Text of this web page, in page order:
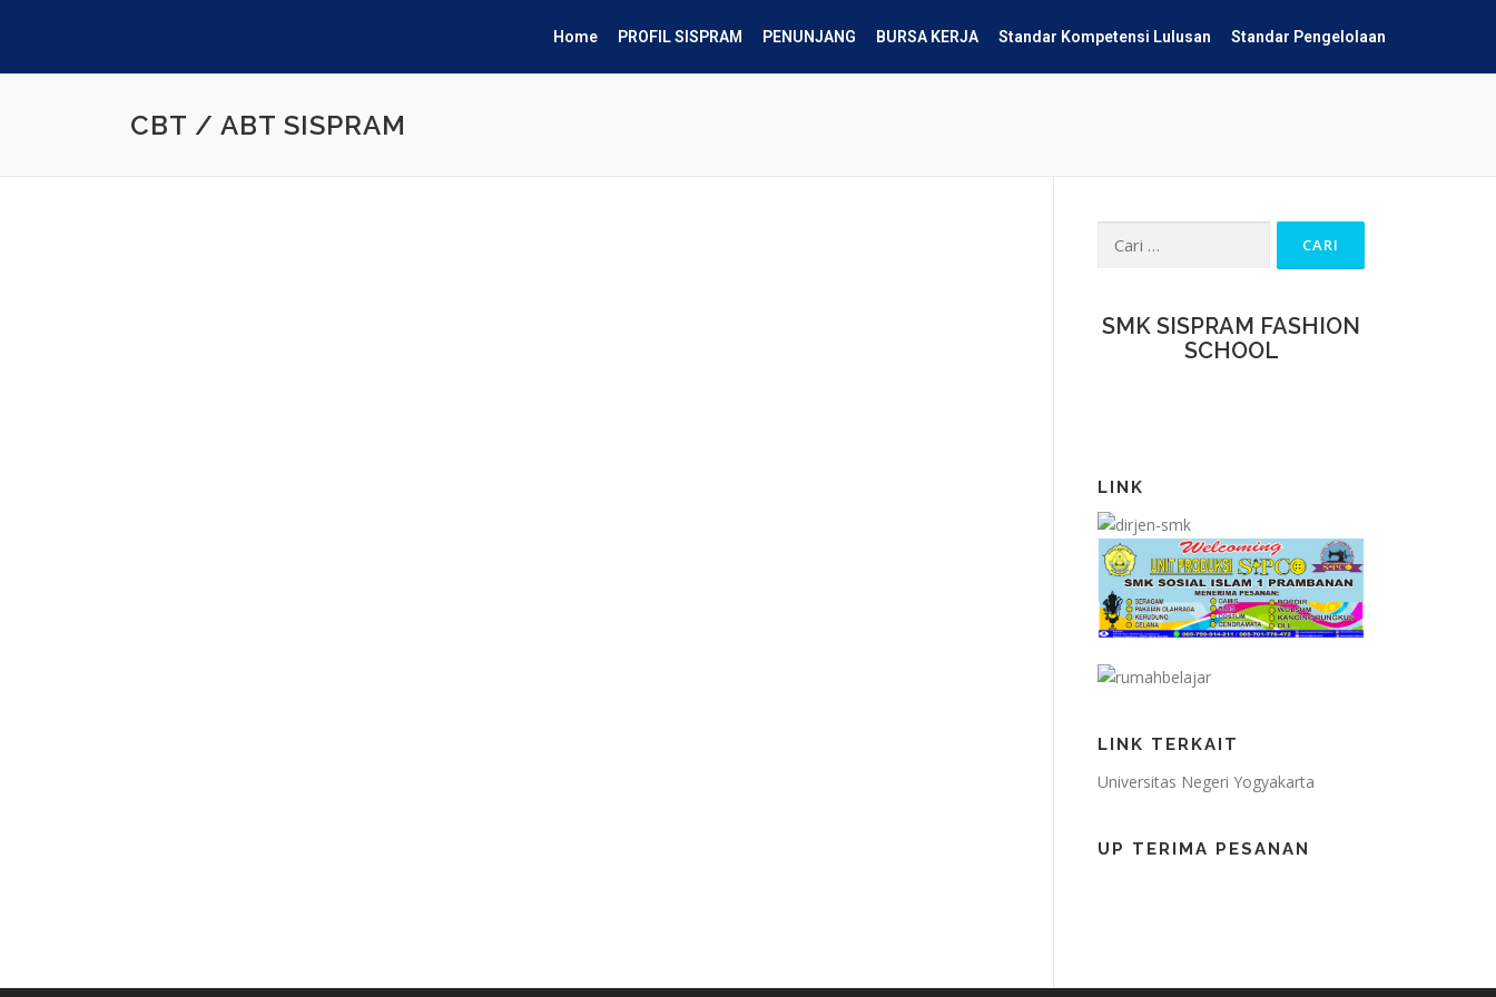
Home PROFIL SISPRAM PENUNJANG BURSA KERJA Standar Kompetensi Lulusan Standar Pengelolaan
CBT / ABT SISPRAM
SMK SISPRAM FASHION
SCHOOL
LINK
LINK TERKAIT
Universitas Negeri Yogyakarta
UP TERIMA PESANAN